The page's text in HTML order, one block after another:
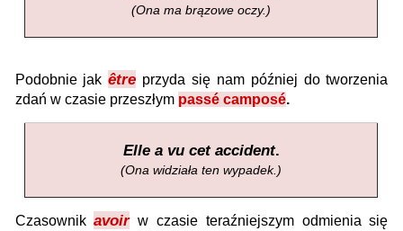
(Ona ma brązowe oczy.)
Podobnie jakêtre przyda się nam później do tworzenia
zdań w czasie przeszłym passé camposé.
Elle a vu cet accident.
(Ona widziała ten wypadek.)
Czasownikavoirw czasie teraźniejszym odmienia się